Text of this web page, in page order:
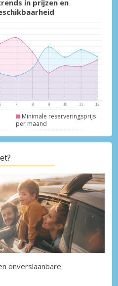
in prijzen en
Minimale reserveringsprijs
per maand
onverslaanbare